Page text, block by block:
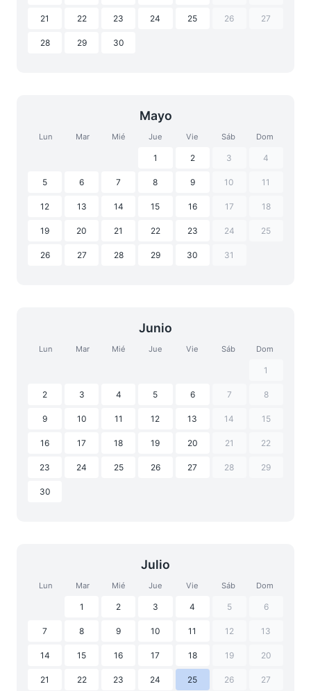
21 22 23 24 25 26 27
28 29 30
Mayo
Lun Mar Mié Jue Vie Sáb Dom
1 2 3 4
5 6 7 8 9 10 11
12 13 14 15 16 17 18
19 20 21 22 23 24 25
26 27 28 29 30 31
Junio
Lun Mar Mié Jue Vie Sáb Dom
1
2 3 4 5 6 7 8
9 10 11 12 13 14 15
16 17 18 19 20 21 22
23 24 25 26 27 28 29
30
Julio
Lun Mar Mié Jue Vie Sáb Dom
1 2 3 4 5 6
7 8 9 10 11 12 13
14 15 16 17 18 19 20
21 22 23 24 25 26 27